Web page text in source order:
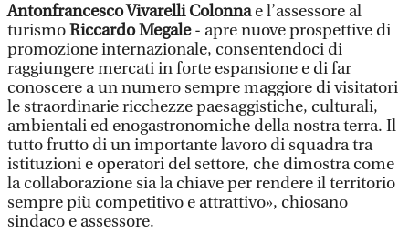
Antonfrancesco Vivarelli Colonnae l’assessore al
turismoRiccardo Megale- apre nuove prospettive di
promozione internazionale, consentendoci di
raggiungere mercati in forte espansione e di far
conoscere a un numero sempre maggiore di visitatori
le straordinarie ricchezze paesaggistiche, culturali,
ambientali ed enogastronomiche della nostra terra. Il
tutto frutto di un importante lavoro di squadra tra
istituzioni e operatori del settore, che dimostra come
la collaborazione sia la chiave per rendere il territorio
sempre più competitivo e attrattivo», chiosano
sindaco e assessore.